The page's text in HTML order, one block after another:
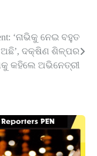
‘ନାଭିକୁ ନେଇ ବହୁତ
ଦକ୍ଷିଣ ଶିଳ୍ପର
କହିଲେ ଅଭିନେତ୍ରୀ